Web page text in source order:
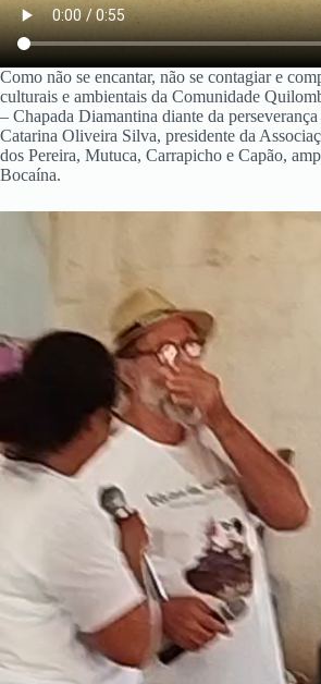
Como não se encantar, não se contagiar e
culturais e ambientais da Comunidade
– Chapada Diamantina diante da
Catarina Oliveira Silva, presidente da
dos Pereira, Mutuca, Carrapicho e Capão,
Bocaína.